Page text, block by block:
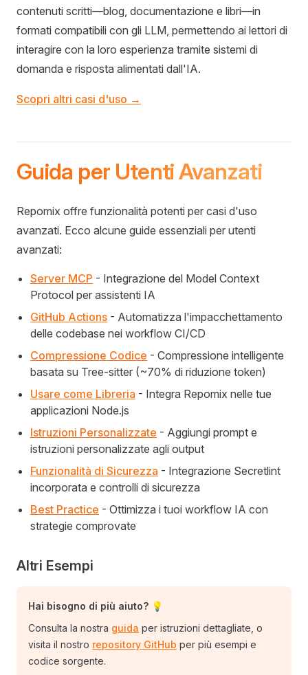
contenuti scritti—blog, documentazione e libri—in
formati compatibili con gli LLM, permettendo ai lettori di
interagire con la loro esperienza tramite sistemi di
domanda e risposta alimentati dall'IA.
Scopri altri casi d'uso →
Guida per Utenti Avanzati
Repomix offre funzionalità potenti per casi d'uso
avanzati. Ecco alcune guide essenziali per utenti
avanzati:
Server MCP - Integrazione del Model Context
Protocol per assistenti IA
GitHub Actions - Automatizza l'impacchettamento
delle codebase nei workflow CI/CD
Compressione Codice - Compressione intelligente
basata su Tree-sitter (~70% di riduzione token)
Usare come Libreria - Integra Repomix nelle tue
applicazioni Node.js
Istruzioni Personalizzate - Aggiungi prompt e
istruzioni personalizzate agli output
Funzionalità di Sicurezza - Integrazione Secretlint
incorporata e controlli di sicurezza
Best Practice - Ottimizza i tuoi workflow IA con
strategie comprovate
Altri Esempi
Hai bisogno di più aiuto? 💡
Consulta la nostra guida per istruzioni dettagliate, o
visita il nostro repository GitHub per più esempi e
codice sorgente.